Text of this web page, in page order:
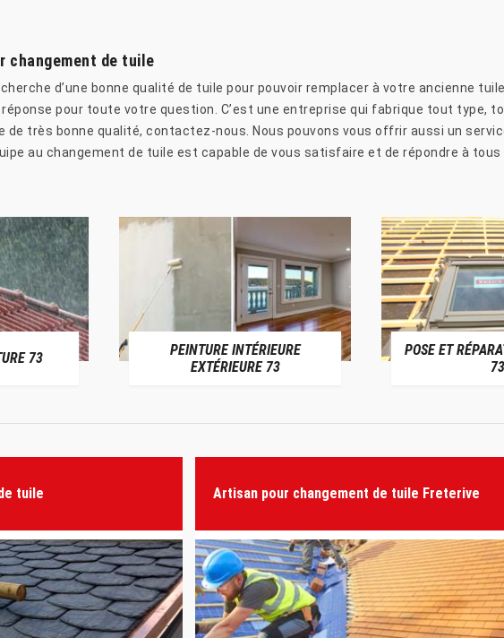
changement de tuile
d’une bonne qualité de tuile pour pouvoir remplacer à votre ancienne
pour toute votre question. C’est une entreprise qui fabrique tout type,
de très bonne qualité, contactez-nous. Nous pouvons vous offrir aussi un
au changement de tuile est capable de vous satisfaire et de répondre à tous
73
PEINTURE INTÉRIEURE
EXTÉRIEURE 73
POSE ET
73
tuile Artisan pour changement de tuile Freterive